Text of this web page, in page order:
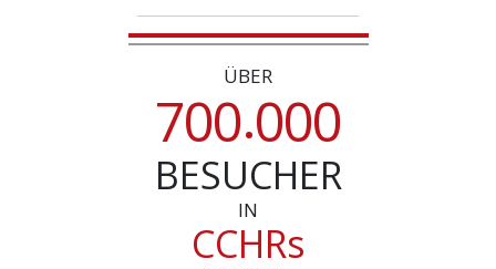
ÜBER
700.000
BESUCHER
IN
CCHRs